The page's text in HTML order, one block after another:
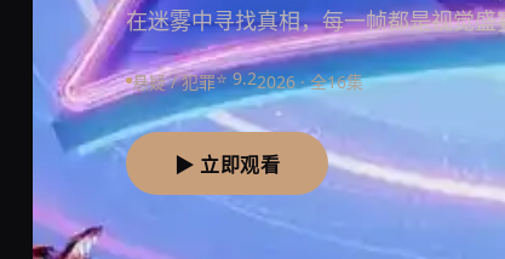
在迷雾中寻找真相，每一帧都是视觉
悬疑 / 犯罪⭐ 9.22026 · 全16集
▶ 立即观看